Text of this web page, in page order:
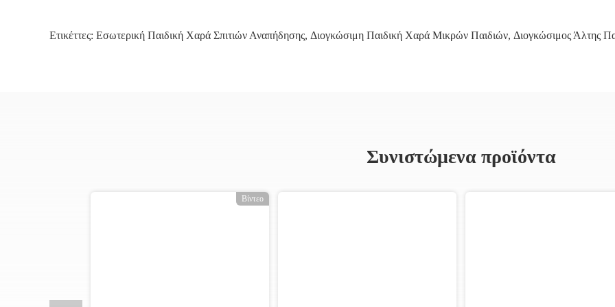
Ετικέττες: Εσωτερική Παιδική Χαρά Σπιτιών Αναπήδησης, Διογκώσιμη Παιδική Χαρά Μικρών Παιδιών, Διογκώσιμος Άλτης
Συνιστώμενα προϊόντα
Βίντεο